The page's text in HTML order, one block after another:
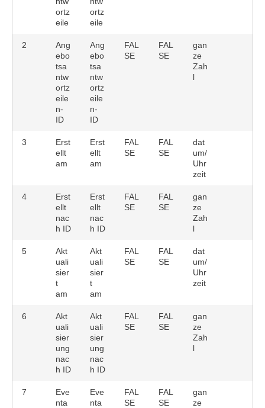
ortz
eile
ortz
eile
2
Ang
ebo
tsa
ntw
ortz
eile
n-
ID
Ang
ebo
tsa
ntw
ortz
eile
n-
ID
FAL
SE
FAL
SE
gan
ze
Zah
l
3
Erst
ellt
am
Erst
ellt
am
FAL
SE
FAL
SE
dat
um/
Uhr
zeit
4
Erst
ellt
nac
h ID
Erst
ellt
nac
h ID
FAL
SE
FAL
SE
gan
ze
Zah
l
5
Akt
uali
sier
t
am
Akt
uali
sier
t
am
FAL
SE
FAL
SE
dat
um/
Uhr
zeit
6
Akt
uali
sier
ung
nac
h ID
Akt
uali
sier
ung
nac
h ID
FAL
SE
FAL
SE
gan
ze
Zah
l
7
Eve
nta
Eve
nta
FAL
SE
FAL
SE
gan
ze